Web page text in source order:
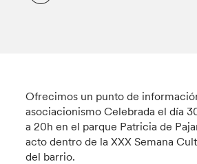
Ofrecimos un punto de
asociacionismo Celebrada el día
a 20h en el parque Patricia de
acto dentro de la XXX Semana
del barrio.